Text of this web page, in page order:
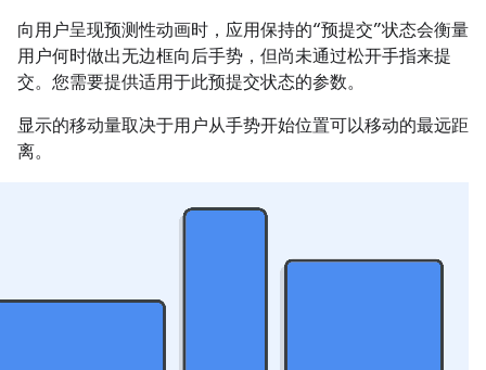
向用户呈现预测性动画时，应用保持的“预提交”状态会衡量
用户何时做出无边框向后手势，但尚未通过松开手指来提
交。您需要提供适用于此预提交状态的参数。
显示的移动量取决于用户从手势开始位置可以移动的最远距
离。